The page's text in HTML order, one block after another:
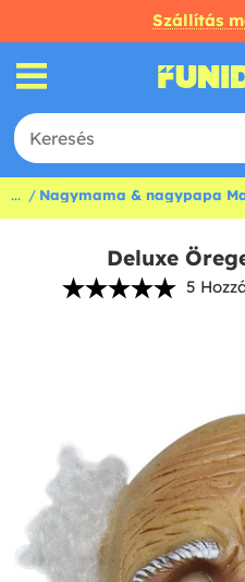
Szállítás
... Nagymama & nagypapa
Deluxe
5